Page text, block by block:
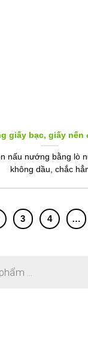
giấy bạc, giấy
nấu nướng bằng lò
không dầu, chắc
3 4 …